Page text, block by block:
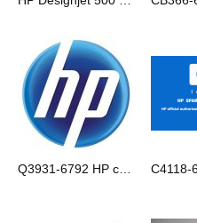
Q3931-6792 HP cp6015/6030/6040 托盘1 套件